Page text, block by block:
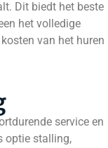
Dit biedt het beste
het volledige
van het huren
service en
optie stalling,